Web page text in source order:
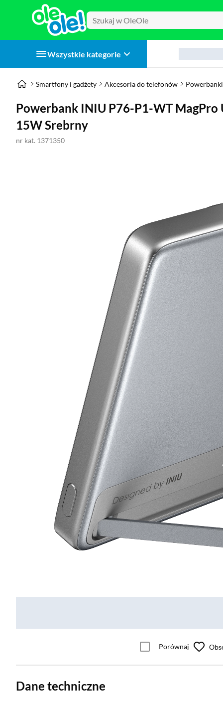
Wszystkie kategorie
Smartfony i gadżety Akcesoria do telefonów Powerbanki
Powerbank INIU P76-P1-WT
15W Srebrny
nr kat. 1371350
Porównaj
Dane techniczne